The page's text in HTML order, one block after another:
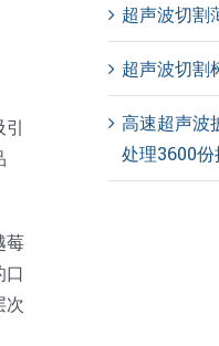
莓
口
次
超声波切割
超声波切割
高速超声波
处理3600份